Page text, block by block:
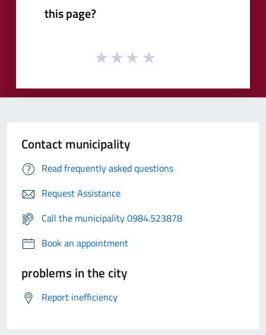
this page?
Contact municipality
Read frequently asked questions
Request Assistance
Call the municipality 0984.523878
Book an appointment
problems in the city
Report inefficiency